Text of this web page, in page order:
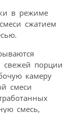
в режиме
сжатием
свежей порции
камеру
смеси
смесь,